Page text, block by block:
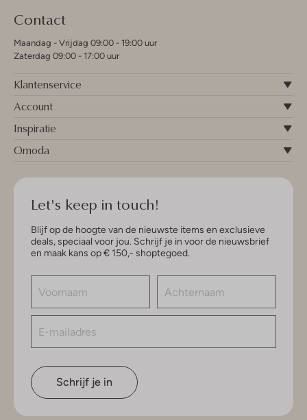
Contact
Maandag - Vrijdag 09:00 - 19:00 uur
Zaterdag 09:00 - 17:00 uur
Klantenservice
Account
Inspiratie
Omoda
Let's keep in touch!
Blijf op de hoogte van de nieuwste items en exclusieve
deals, speciaal voor jou. Schrijf je in voor de nieuwsbrief
en maak kans op € 150,- shoptegoed.
Schrijf je in